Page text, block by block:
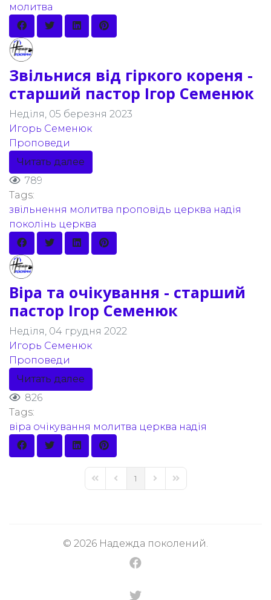
молитва
Звільнися від гіркого кореня -
старший пастор Ігор Семенюк
Неділя, 05 березня 2023
Игорь Семенюк
Проповеди
Читать далее
789
Tags:
звільнення молитва проповідь церква надія
поколінь церква
Віра та очікування - старший
пастор Ігор Семенюк
Неділя, 04 грудня 2022
Игорь Семенюк
Проповеди
Читать далее
826
Tags:
віра очікування молитва церква надія
1
© 2026 Надежда поколений.